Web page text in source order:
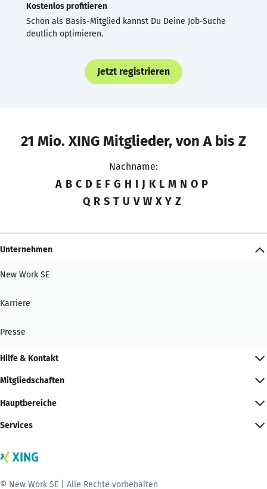
Kostenlos profitieren
Schon als Basis-Mitglied kannst Du Deine Job-Suche
deutlich optimieren.
Jetzt registrieren
21 Mio. XING Mitglieder, von A bis Z
Nachname:
A B C D E F G H I J K L M N O P
Q R S T U V W X Y Z
Unternehmen
New Work SE
Karriere
Presse
Hilfe & Kontakt
Mitgliedschaften
Hauptbereiche
Services
© New Work SE | Alle Rechte vorbehalten